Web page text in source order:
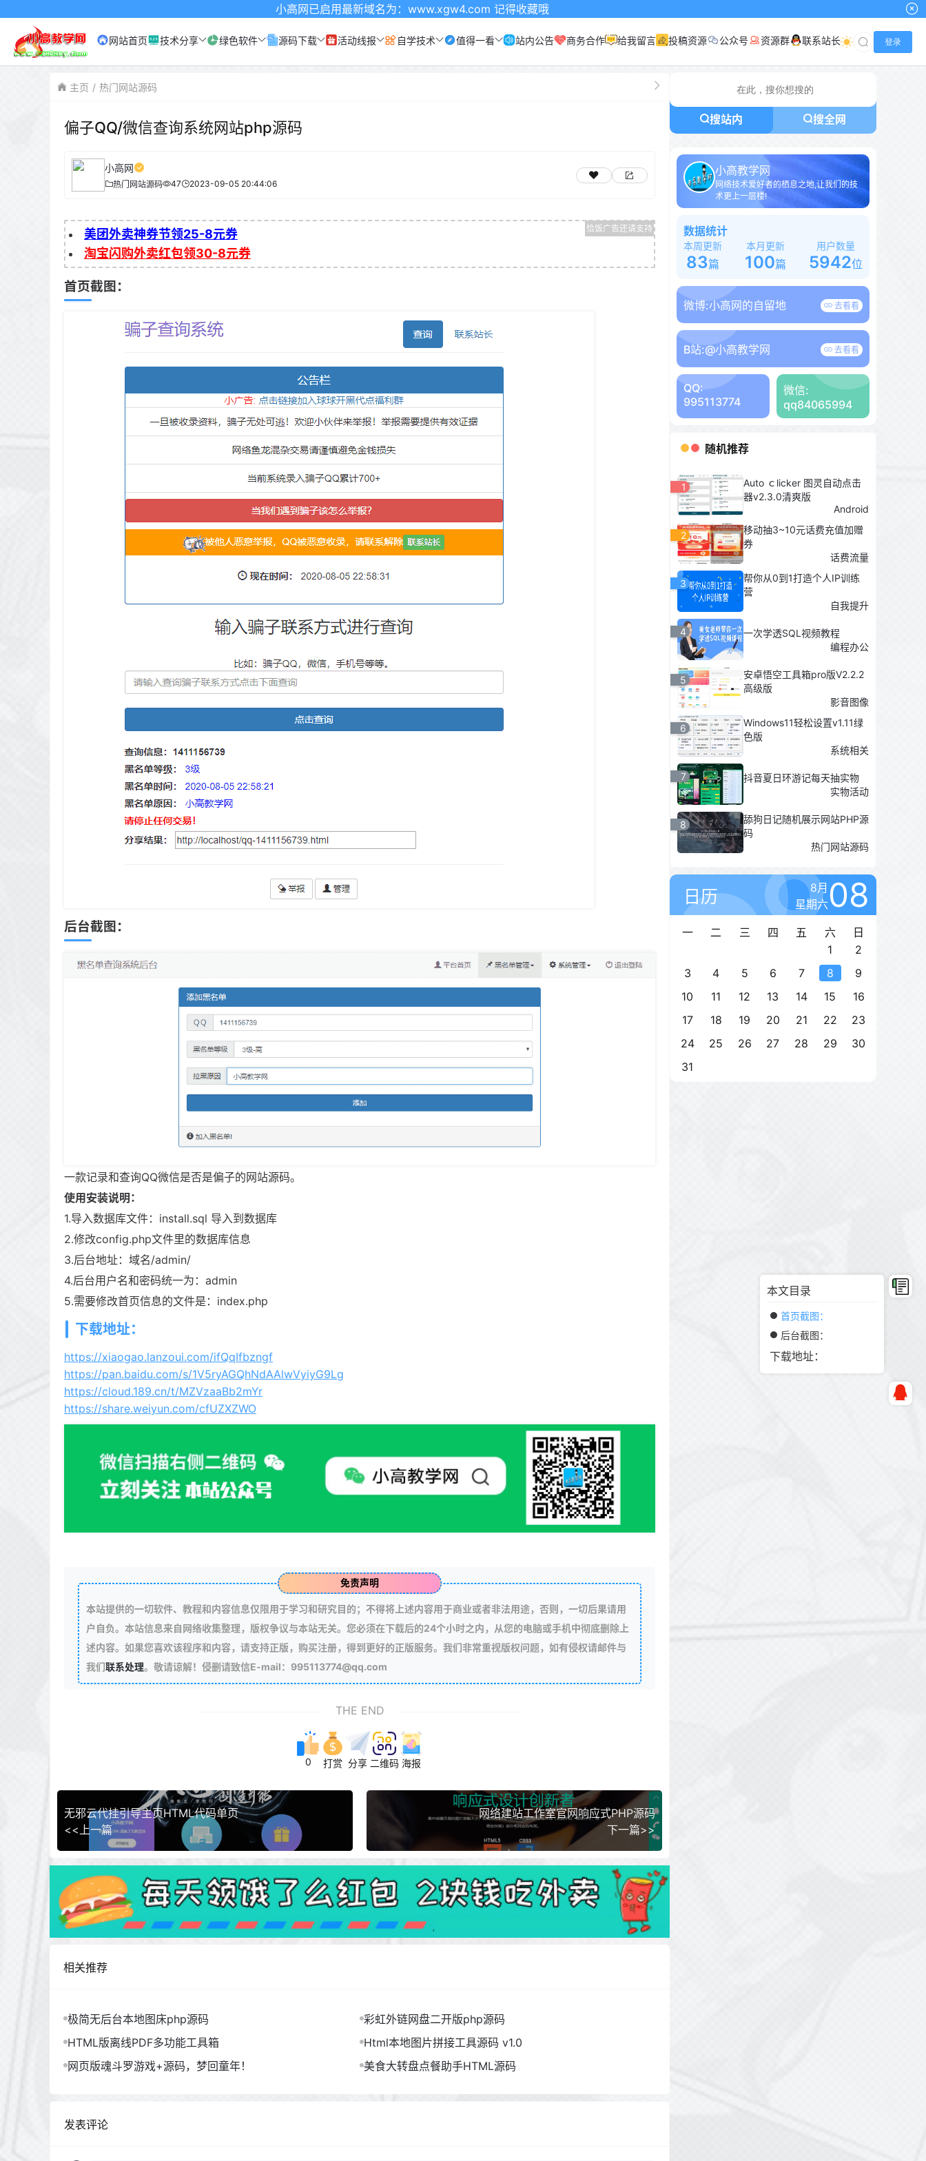
本文目录
首页截图：
后台截图：
下载地址：
小高网已启用最新域名为：www.xgw4.com 记得收藏哦
网站首页 技术分享 绿色软件 源码下载 活动线报 自学技术 值得一看 站内公告 商务合作 给我留言 投稿资源 公众号 资源群 联系站长 登录
主页 热门网站源码
偏子QQ/微信查询系统网站php源码
小高网
热门网站源码 47 2023-09-05 20:44:06
美团外卖神券节领25-8元券
淘宝闪购外卖红包领30-8元券
首页截图：
后台截图：
一款记录和查询QQ微信是否是偏子的网站源码。
使用安装说明：
1.导入数据库文件：install.sql 导入到数据库
2.修改config.php文件里的数据库信息
3.后台地址：域名/admin/
4.后台用户名和密码统一为：admin
5.需要修改首页信息的文件是：index.php
下载地址：
https://xiaogao.lanzoui.com/ifQqIfbzngf
https://pan.baidu.com/s/1V5ryAGQhNdAAlwVyiyG9Lg
https://cloud.189.cn/t/MZVzaaBb2mYr
https://share.weiyun.com/cfUZXZWO
免责声明
本站提供的一切软件、教程和内容信息仅限用于学习和研究目的；不得将上述内容用于商业或者非法用途，否则，一切后果请用
户自负。本站信息来自网络收集整理，版权争议与本站无关。您必须在下载后的24个小时之内，从您的电脑或手机中彻底删除上
述内容。如果您喜欢该程序和内容，请支持正版，购买注册，得到更好的正版服务。我们非常重视版权问题，如有侵权请邮件与
我们联系处理。敬请谅解！侵删请致信E-mail：995113774@qq.com
THE END
0 打赏 分享 二维码 海报
无邪云代挂引导主页HTML代码单页
<<上一篇
网络建站工作室官网响应式PHP源码
下一篇>>
相关推荐
极简无后台本地图床php源码
彩虹外链网盘二开版php源码
HTML版离线PDF多功能工具箱
Html本地图片拼接工具源码 v1.0
网页版魂斗罗游戏+源码，梦回童年！
美食大转盘点餐助手HTML源码
发表评论
搜站内 搜全网
小高教学网
网络技术爱好者的栖息之地,让我们的技
术更上一层楼!
数据统计
本周更新
83篇
本月更新
100篇
用户数量
5942位
微博:小高网的自留地 去看看
B站:@小高教学网 去看看
QQ:
995113774
微信:
qq84065994
随机推荐
1
Auto ｃlicker 图灵自动点击
器v2.3.0清爽版
Android
2
移动抽3~10元话费充值加赠
券
话费流量
3
帮你从0到1打造个人IP训练
营
自我提升
4
一次学透SQL视频教程
编程办公
5
安卓悟空工具箱pro版V2.2.2
高级版
影音图像
6
Windows11轻松设置v1.11绿
色版
系统相关
7
抖音夏日环游记每天抽实物
实物活动
8
舔狗日记随机展示网站PHP源
码
热门网站源码
日历
8月
星期六08
一 二 三 四 五 六
日
1
2
3
4 5 6 7 8
9
10
11 12 13 14 15
16
17
18 19 20 21 22
23
24
25 26 27 28 29
30
31